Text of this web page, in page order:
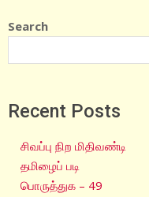
Search
Recent Posts
சிவப்பு நிற மிதிவண்டி
தமிழைப் படி
பொருத்துக – 49